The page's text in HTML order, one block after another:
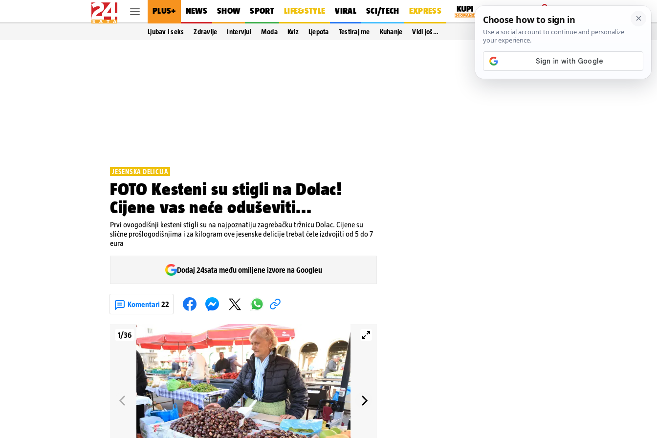
PLUS+ NEWS SHOW SPORT LIFE&STYLE VIRAL SCI/TECH EXPRESS
PRIJAVA
Ljubav i seks Zdravlje Intervjui Moda Kviz Ljepota Testiraj me Kuhanje Vidi još…
JESENSKA DELICIJA
FOTO Kesteni su stigli na Dolac!
Cijene vas neće oduševiti...
Prvi ovogodišnji kesteni stigli su na najpoznatiju zagrebačku tržnicu Dolac. Cijene su
slične prošlogodišnjima i za kilogram ove jesenske delicije trebat ćete izdvojiti od 5 do 7
eura
Dodaj 24sata među omiljene izvore na Googleu
Komentari 22
1/36